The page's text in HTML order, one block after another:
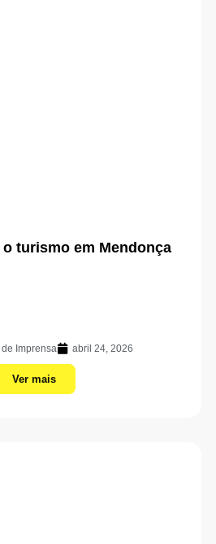
turismo em Mendonça
Imprensa abril 24, 2026
Ver mais